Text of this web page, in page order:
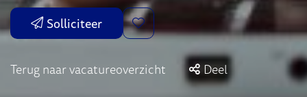
Solliciteer
Terug naar vacatureoverzicht Deel